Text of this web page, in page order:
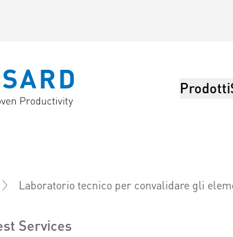
Prodotti
Laboratorio tecnico per convalidare gli elementi di
Services